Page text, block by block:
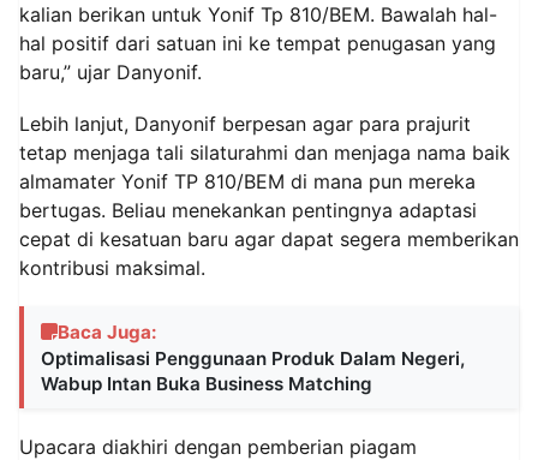
kalian berikan untuk Yonif Tp 810/BEM. Bawalah hal-
hal positif dari satuan ini ke tempat penugasan yang
baru,” ujar Danyonif.
Lebih lanjut, Danyonif berpesan agar para prajurit
tetap menjaga tali silaturahmi dan menjaga nama baik
almamater Yonif TP 810/BEM di mana pun mereka
bertugas. Beliau menekankan pentingnya adaptasi
cepat di kesatuan baru agar dapat segera memberikan
kontribusi maksimal.
Baca Juga:
Optimalisasi Penggunaan Produk Dalam Negeri,
Wabup Intan Buka Business Matching
Upacara diakhiri dengan pemberian piagam